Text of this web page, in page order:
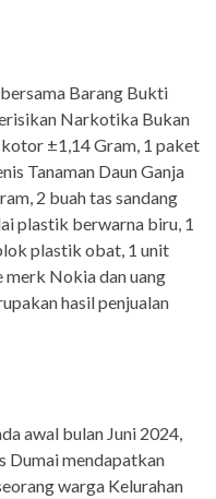
Barang Bukti
Narkotika Bukan
kotor ±1,14 Gram, 1 paket
Tanaman Daun Ganja
2 buah tas sandang
plastik berwarna biru, 1
plastik obat, 1 unit
merk Nokia dan uang
hasil penjualan
awal bulan Juni 2024,
Dumai mendapatkan
warga Kelurahan